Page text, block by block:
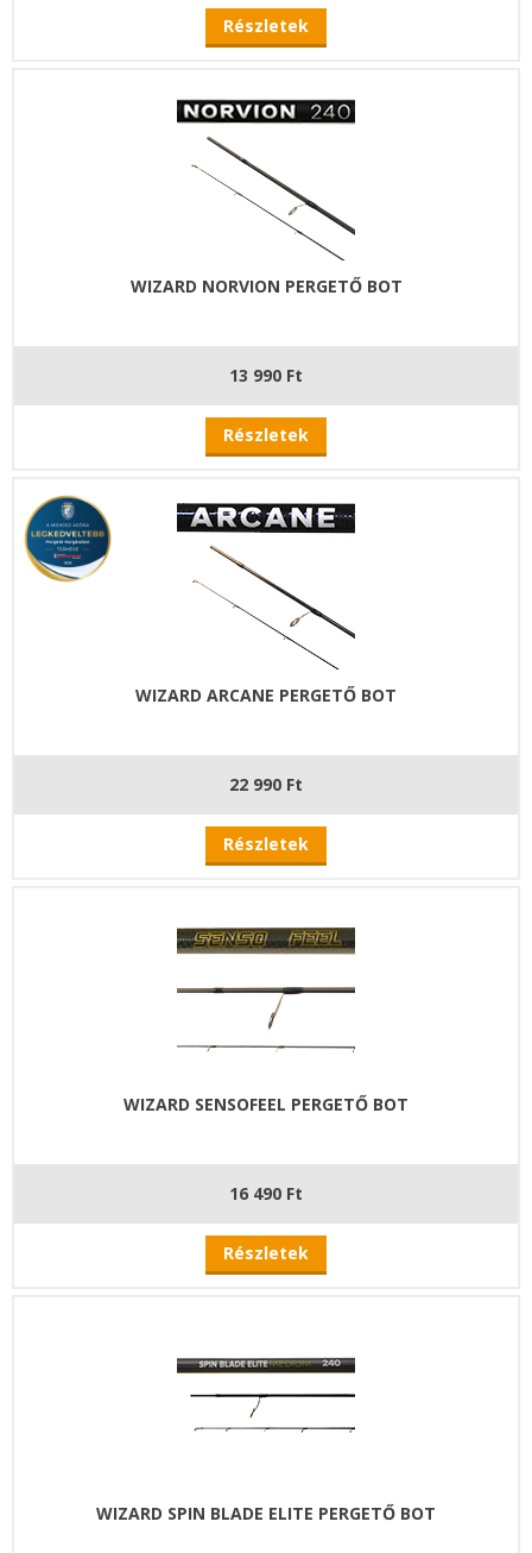
Részletek
WIZARD NORVION PERGETŐ BOT
13 990 Ft
Részletek
WIZARD ARCANE PERGETŐ BOT
22 990 Ft
Részletek
WIZARD SENSOFEEL PERGETŐ BOT
16 490 Ft
Részletek
WIZARD SPIN BLADE ELITE PERGETŐ BOT